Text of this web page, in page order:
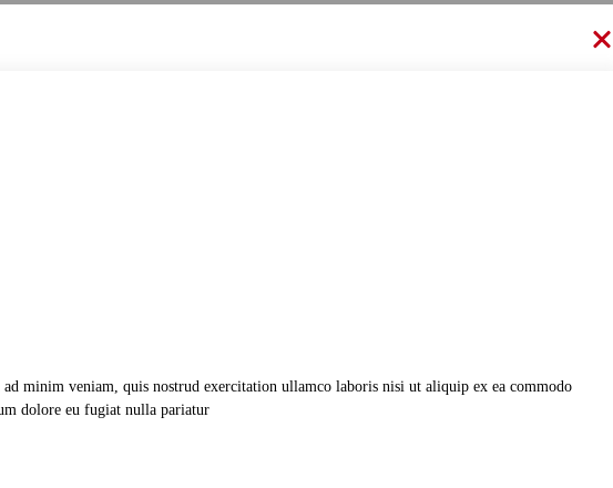
minim veniam, quis nostrud exercitation ullamco laboris nisi ut aliquip ex ea commodo
dolore eu fugiat nulla pariatur